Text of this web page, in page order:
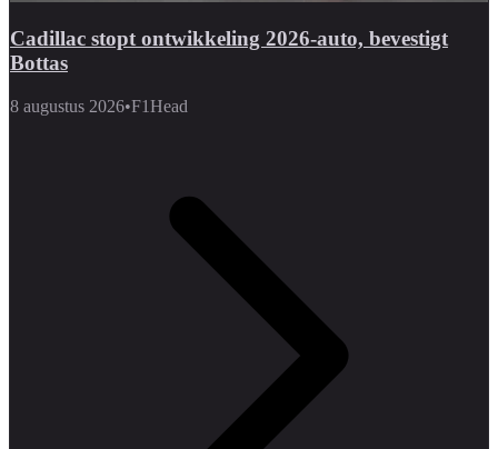
Cadillac stopt ontwikkeling 2026-auto, bevestigt
Bottas
8 augustus 2026•F1Head